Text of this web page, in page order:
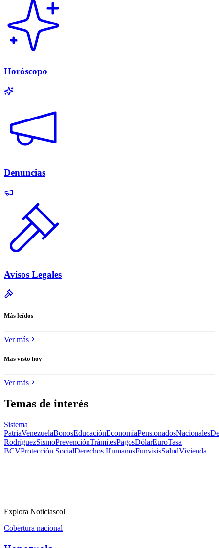
Horóscopo
Denuncias
Avisos Legales
Más leídos
Ver más
Más visto hoy
Ver más
Temas de interés
Sistema
PatriaVenezuelaBonosEducaciónEconomíaPensionadosNacionales
RodríguezSismoPrevenciónTrámitesPagosDólarEuroTasa
BCVProtección SocialDerechos HumanosFunvisisSaludVivienda
Explora Noticiascol
Cobertura nacional